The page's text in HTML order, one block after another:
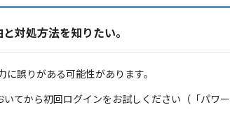
対処方法を知りたい。
誤りがある可能性があります。
てから初回ログインをお試しください（「パワ